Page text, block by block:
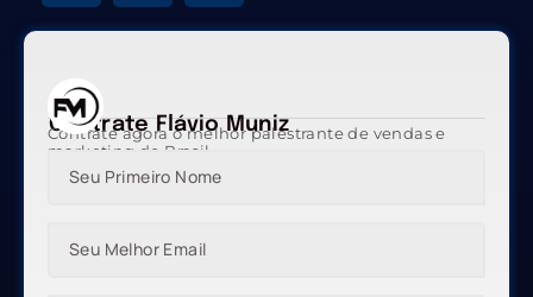
Contrate Flávio Muniz
Contrate agora o melhor palestrante de vendas e
marketing do Brasil